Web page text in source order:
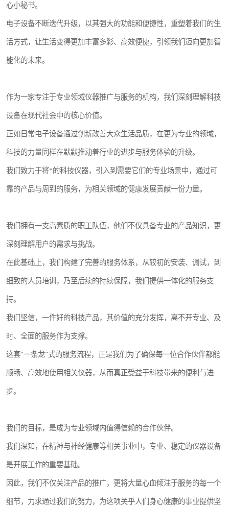
心小秘书。
电子设备不断迭代升级，以其强大的功能和便捷性，重塑着我们的生
活方式，让生活变得更加丰富多彩、高效便捷，引领我们迈向更加智
能化的未来。
作为一家专注于专业领域仪器推广与服务的机构，我们深刻理解科技
设备在现代社会中的核心价值。
正如日常电子设备通过创新改善大众生活品质，在更为专业的领域，
科技的力量同样在默默推动着行业的进步与服务体验的升级。
我们致力于将*的科技仪器，引入到需要它们的专业场景中，通过可
靠的产品与周到的服务，为相关领域的健康发展贡献一份力量。
我们拥有一支高素质的职工队伍，他们不仅具备专业的产品知识，更
深刻理解用户的需求与挑战。
在此基础上，我们构建了完善的服务体系，从较初的安装、调试，到
细致的人员培训，乃至后续的持续保障，我们提供一体化的服务支
持。
我们坚信，一件好的科技产品，其价值的充分发挥，离不开专业、及
时、全面的服务作为支撑。
这套“一条龙”式的服务流程，正是我们为了确保每一位合作伙伴都能
顺畅、高效地使用相关仪器，从而真正受益于科技带来的便利与进
步。
我们的目标，是成为专业领域内值得信赖的合作伙伴。
我们深知，在精神与神经健康等相关事业中，专业、稳定的仪器设备
是开展工作的重要基础。
因此，我们不仅关注产品的推广，更将大量心血倾注于服务的每一个
细节，力求通过我们的努力，为这项关乎人们身心健康的事业提供坚